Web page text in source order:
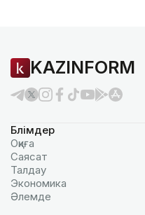
KAZINFORM
Бөлімдер
Оқиға
Саясат
Талдау
Экономика
Әлемде